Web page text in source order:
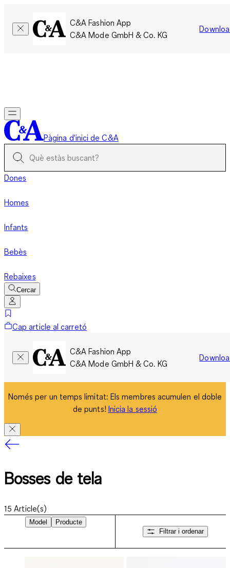
C&A Fashion App
C&A Mode GmbH & Co. KG
Pàgina d'inici de C&A
Dones
Homes
Infants
Bebès
Rebaixes
Cercar
Cap article al carretó
C&A Fashion App
C&A Mode GmbH & Co. KG
Només per un temps limitat: Els membres acumulen el doble
de punts! Inicia la sessió
Bosses de tela
15 Article(s)
Model
Producte
Filtrar i ordenar